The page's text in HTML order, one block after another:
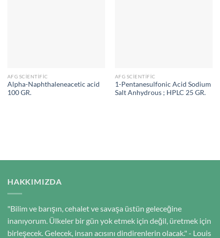
AFG SCIENTIFIC
Alpha-Naphthaleneacetic acid
100 GR.
AFG SCIENTIFIC
1-Pentanesulfonic Acid Sodium
Salt Anhydrous ; HPLC 25 GR.
HAKKIMIZDA
"Bilim ve barışın, cehalet ve savaşa üstün geleceğine
inanıyorum. Ülkeler bir gün yok etmek için değil, üretmek için
birleşecek. Gelecek, insan acısını dindirenlerin olacak." - Louis